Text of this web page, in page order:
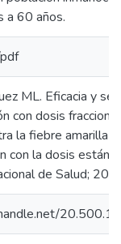
a 60 años.
ML. Eficacia y
con dosis
la fiebre amarilla
con la dosis
de Salud;